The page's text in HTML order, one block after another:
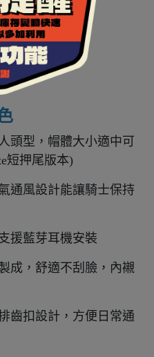
頭型，帽體大小適中可
短押尾版本)
通風設計能讓騎士保持
援藍芽耳機安裝
成，舒適不刮臉，內襯
齒扣設計，方便日常通